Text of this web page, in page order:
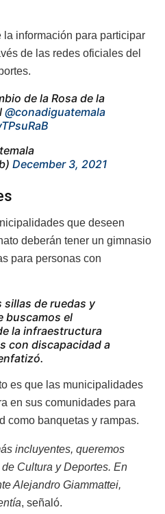
información para participar
de las redes oficiales del
de la Rosa de la
@conadiguatemala
December 3, 2021
que deseen
deberán tener un gimnasio
para personas con
sillas de ruedas y
buscamos el
la infraestructura
con discapacidad a
es que las municipalidades
en sus comunidades para
como banquetas y rampas.
incluyentes, queremos
Cultura y Deportes. En
Alejandro Giammattei,
, señaló.